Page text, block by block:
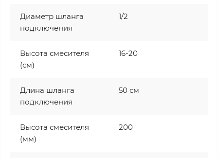
Диаметр шланга
подключения
1/2
Высота смесителя
(см)
16-20
Длина шланга
подключения
50 см
Высота смесителя
(мм)
200